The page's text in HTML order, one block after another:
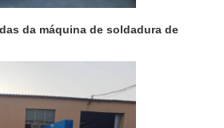
da máquina de soldadura de